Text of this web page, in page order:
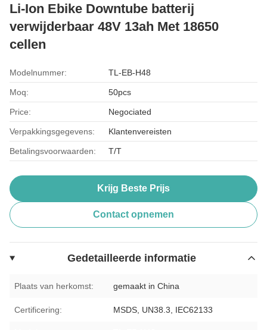
Li-Ion Ebike Downtube batterij
verwijderbaar 48V 13ah Met 18650
cellen
Modelnummer: TL-EB-H48
Moq: 50pcs
Price: Negociated
Verpakkingsgegevens: Klantenvereisten
Betalingsvoorwaarden: T/T
Krijg Beste Prijs
Contact opnemen
Gedetailleerde informatie
Plaats van herkomst: gemaakt in China
Certificering: MSDS, UN38.3, IEC62133